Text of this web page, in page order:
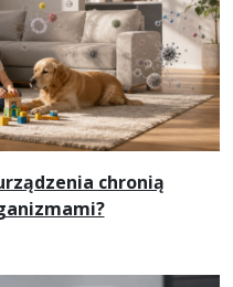
chronią